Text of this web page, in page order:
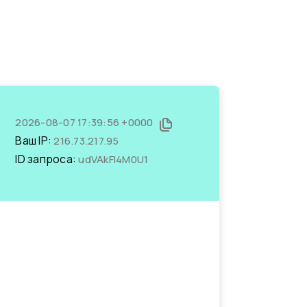
2026-08-07 17:39:56 +0000
Ваш IP:216.73.217.95
ID запроса:udVAkFI4M0U1